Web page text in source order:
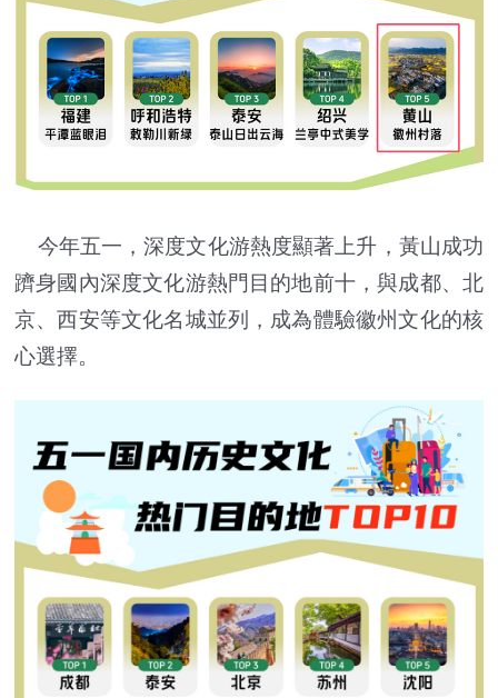
今年五一，深度文化游熱度顯著上升，黃山成功
躋身國內深度文化游熱門目的地前十，與成都、北
京、西安等文化名城並列，成為體驗徽州文化的核
心選擇。